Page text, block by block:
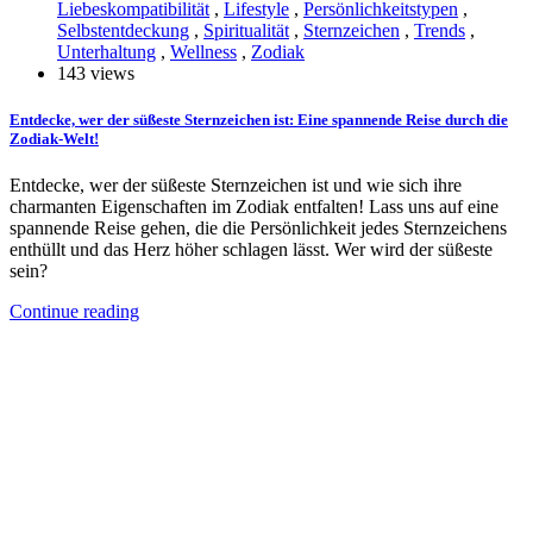
Liebeskompatibilität , Lifestyle , Persönlichkeitstypen ,
Selbstentdeckung , Spiritualität , Sternzeichen , Trends ,
Unterhaltung , Wellness , Zodiak
143 views
Entdecke, wer der süßeste Sternzeichen ist: Eine spannende Reise durch die
Zodiak-Welt!
Entdecke, wer der süßeste Sternzeichen ist und wie sich ihre
charmanten Eigenschaften im Zodiak entfalten! Lass uns auf eine
spannende Reise gehen, die die Persönlichkeit jedes Sternzeichens
enthüllt und das Herz höher schlagen lässt. Wer wird der süßeste
sein?
Continue reading